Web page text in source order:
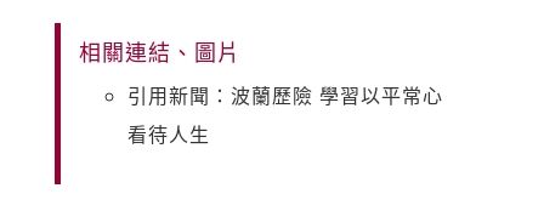
相關連結、圖片
引用新聞：波蘭歷險 學習以平常心
看待人生